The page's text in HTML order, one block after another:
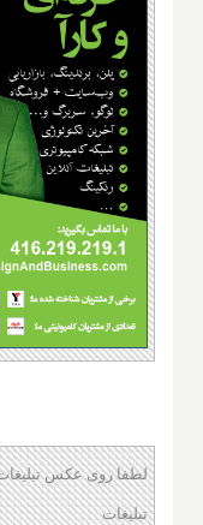
لطفا روی عکس
تبلیغات